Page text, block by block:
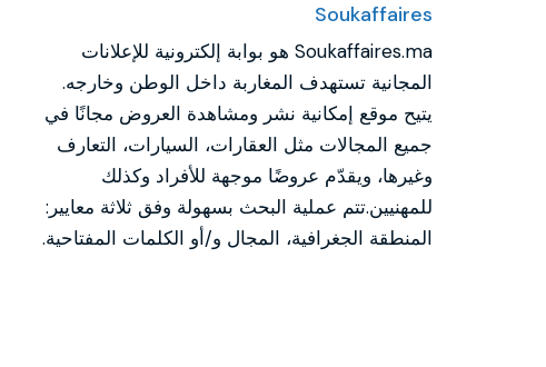
Soukaffaires
Soukaffaires.ma هو بوابة إلكترونية للإعلانات
المجانية تستهدف المغاربة داخل الوطن وخارجه.
يتيح موقع إمكانية نشر ومشاهدة العروض مجانًا في
جميع المجالات مثل العقارات، السيارات، التعارف
وغيرها، ويقدّم عروضًا موجهة للأفراد وكذلك
للمهنيين.تتم عملية البحث بسهولة وفق ثلاثة معايير:
المنطقة الجغرافية، المجال و/أو الكلمات المفتاحية.